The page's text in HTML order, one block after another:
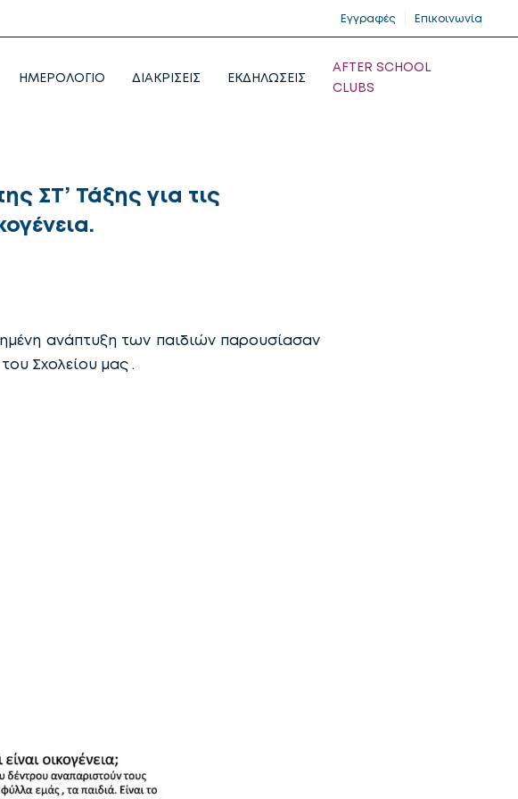
Εγγραφές Επικοινωνία
ΗΜΕΡΟΛΟΓΙΟ ΔΙΑΚΡΙΣΕΙΣ ΕΚΔΗΛΩΣΕΙΣ
AFTER SCHOOL
CLUBS
ΣΤ’ Τάξης για τις
ανάπτυξη των παιδιών παρουσίασαν
Σχολείου μας .